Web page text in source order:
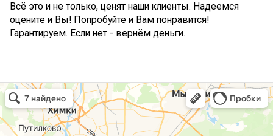
Всё это и не только, ценят наши клиенты. Надеемся
оцените и Вы! Попробуйте и Вам понравится!
Гарантируем. Если нет - вернём деньги.